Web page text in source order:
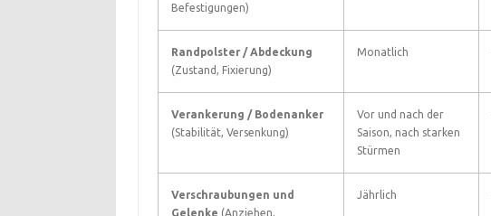
Befestigungen)
Randpolster / Abdeckung
(Zustand, Fixierung)
Monatlich
Verankerung / Bodenanker
(Stabilität, Versenkung)
Vor und nach der
Saison, nach starken
Stürmen
Verschraubungen und
Gelenke (Anziehen,
Jährlich